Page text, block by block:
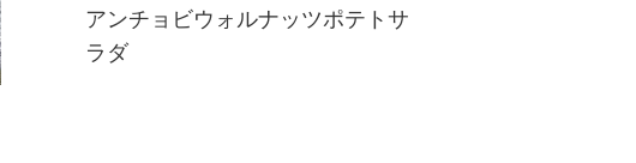
アンチョビウォルナッツポテトサ
ラダ